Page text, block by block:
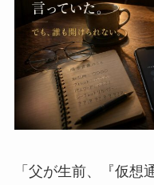
「父が生前、『仮想